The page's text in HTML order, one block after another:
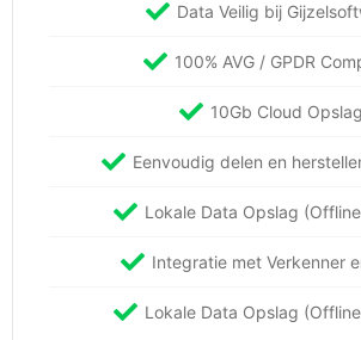
Data Veilig bij
100% AVG / GPDR
10Gb Cloud Opslag
Eenvoudig delen en
Lokale Data Opslag
Integratie met Verkenner
Lokale Data Opslag